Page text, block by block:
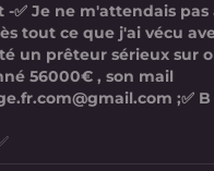
✅ Je ne m'attendais pas
tout ce que j'ai vécu
un prêteur sérieux sur
56000€ , son mail
;✅ B